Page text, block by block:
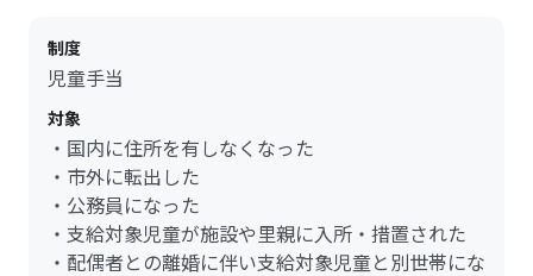
制度
児童手当
対象
・国内に住所を有しなくなった
・市外に転出した
・公務員になった
・支給対象児童が施設や里親に入所・措置された
・配偶者との離婚に伴い支給対象児童と別世帯にな